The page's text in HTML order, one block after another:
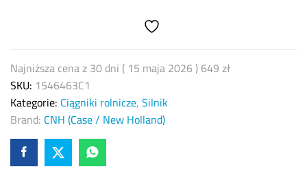
IH
/
New
Holland)
quantity
Najniższa cena z 30 dni ( 15 maja 2026)649zł
SKU: 1546463C1
Kategorie: Ciągniki rolnicze,Silnik
Brand: CNH (Case / New Holland)